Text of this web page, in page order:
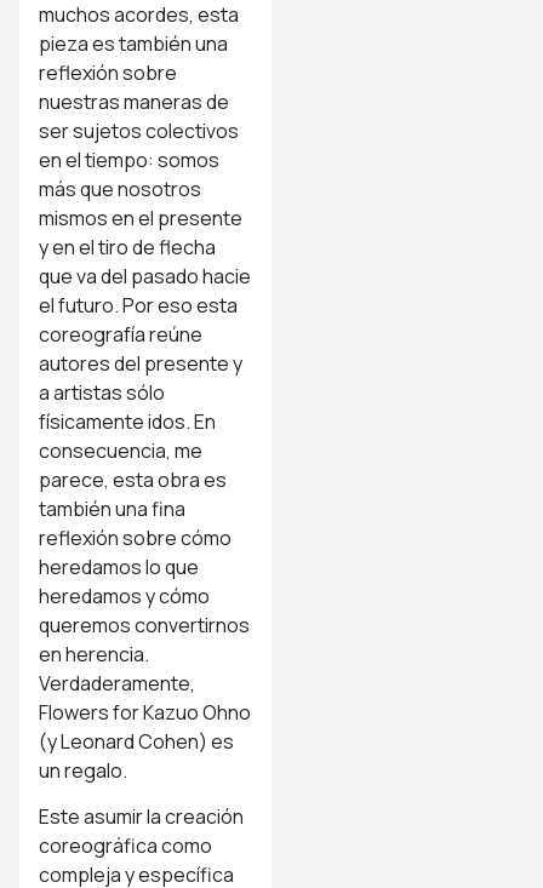
muchos acordes, esta
pieza es también una
reflexión sobre
nuestras maneras de
ser sujetos colectivos
en el tiempo: somos
más que nosotros
mismos en el presente
y en el tiro de flecha
que va del pasado hacie
el futuro. Por eso esta
coreografía reúne
autores del presente y
a artistas sólo
físicamente idos. En
consecuencia, me
parece, esta obra es
también una fina
reflexión sobre cómo
heredamos lo que
heredamos y cómo
queremos convertirnos
en herencia.
Verdaderamente,
Flowers for Kazuo Ohno
(y Leonard Cohen) es
un regalo.
Este asumir la creación
coreográfica como
compleja y específica